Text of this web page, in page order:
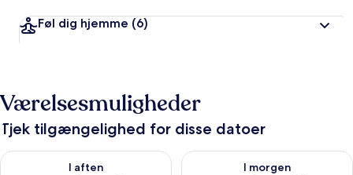
Føl dig hjemme (6)
Værelsesmuligheder
Tjek tilgængelighed for disse datoer
I aften
Tjek tilgængelighed for i aften aug. 8 - aug. 9
I morgen
Tjek tilgængelighed for i